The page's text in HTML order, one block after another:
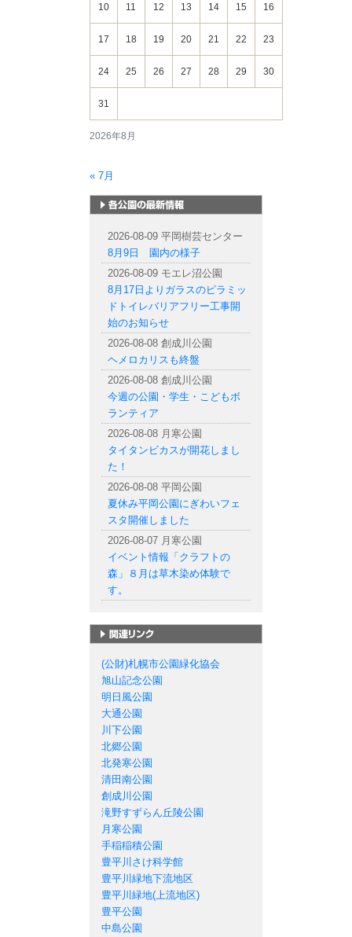
2026年8月
10 11 12 13 14 15 16
17 18 19 20 21 22 23
24 25 26 27 28 29 30
31
« 7月
2026-08-09 平岡樹芸センター
8月9日 園内の様子
2026-08-09 モエレ沼公園
8月17日よりガラスのピラミッ
ドトイレバリアフリー工事開
始のお知らせ
2026-08-08 創成川公園
ヘメロカリスも終盤
2026-08-08 創成川公園
今週の公園・学生・こどもボ
ランティア
2026-08-08 月寒公園
タイタンビカスが開花しまし
た！
2026-08-08 平岡公園
夏休み平岡公園にぎわいフェ
スタ開催しました
2026-08-07 月寒公園
イベント情報「クラフトの
森」８月は草木染め体験で
す。
(公財)札幌市公園緑化協会
旭山記念公園
明日風公園
大通公園
川下公園
北郷公園
北発寒公園
清田南公園
創成川公園
滝野すずらん丘陵公園
月寒公園
手稲稲積公園
豊平川さけ科学館
豊平川緑地下流地区
豊平川緑地(上流地区)
豊平公園
中島公園